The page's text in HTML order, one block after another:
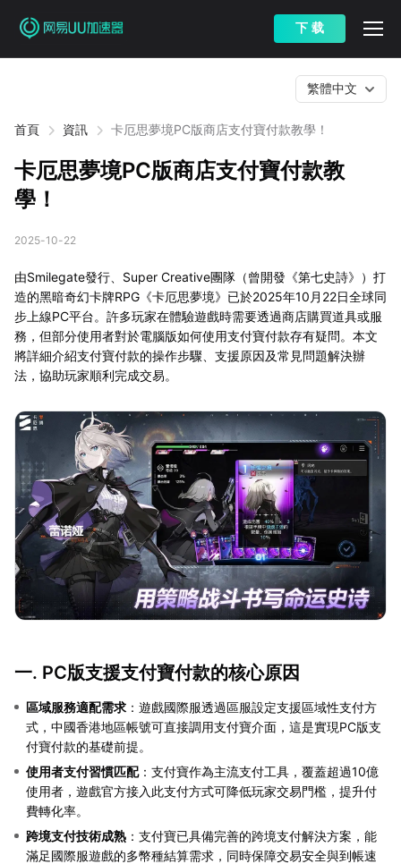
下 载
首頁 資訊 卡厄思夢境PC版商店支付寶付款教學！
繁體中文
卡厄思夢境PC版商店支付寶付款教
學！
2025-10-22
由Smilegate發行、Super Creative團隊（曾開發《第七史詩》）打
造的黑暗奇幻卡牌RPG《卡厄思夢境》已於2025年10月22日全球同
步上線PC平台。許多玩家在體驗遊戲時需要透過商店購買道具或服
務，但部分使用者對於電腦版如何使用支付寶付款存有疑問。本文
將詳細介紹支付寶付款的操作步驟、支援原因及常見問題解決辦
法，協助玩家順利完成交易。
一. PC版支援支付寶付款的核心原因
區域服務適配需求 ：遊戲國際服透過區服設定支援區域性支付方
式，中國香港地區帳號可直接調用支付寶介面，這是實現PC版支
付寶付款的基礎前提。
使用者支付習慣匹配：支付寶作為主流支付工具，覆蓋超過10億
使用者，遊戲官方接入此支付方式可降低玩家交易門檻，提升付
費轉化率。
跨境支付技術成熟 ：支付寶已具備完善的跨境支付解決方案，能
滿足國際服遊戲的多幣種結算需求，同時保障交易安全與到帳速